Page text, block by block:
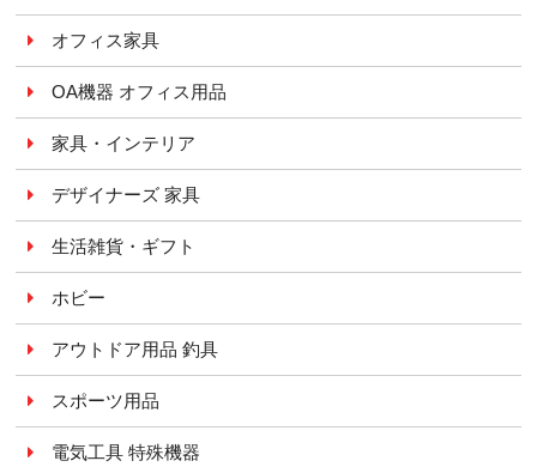
オフィス家具
OA機器 オフィス用品
家具・インテリア
デザイナーズ 家具
生活雑貨・ギフト
ホビー
アウトドア用品 釣具
スポーツ用品
電気工具 特殊機器